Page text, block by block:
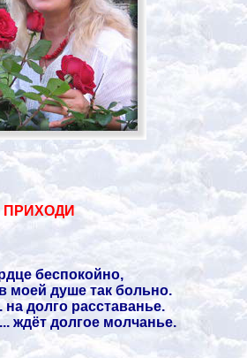
беспокойно,
моей душе так больно.
на долго расставанье.
ждёт долгое молчанье.